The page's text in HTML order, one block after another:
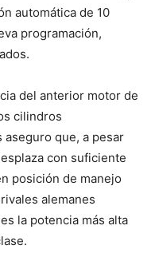
automática de 10
programación,
del anterior motor de
cilindros
que, a pesar
con suficiente
posición de manejo
alemanes
la potencia más alta